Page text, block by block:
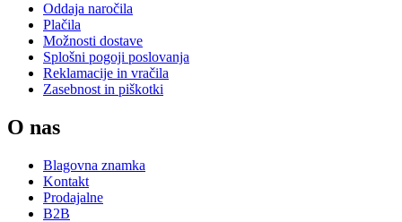
Oddaja naročila
Plačila
Možnosti dostave
Splošni pogoji poslovanja
Reklamacije in vračila
Zasebnost in piškotki
O nas
Blagovna znamka
Kontakt
Prodajalne
B2B